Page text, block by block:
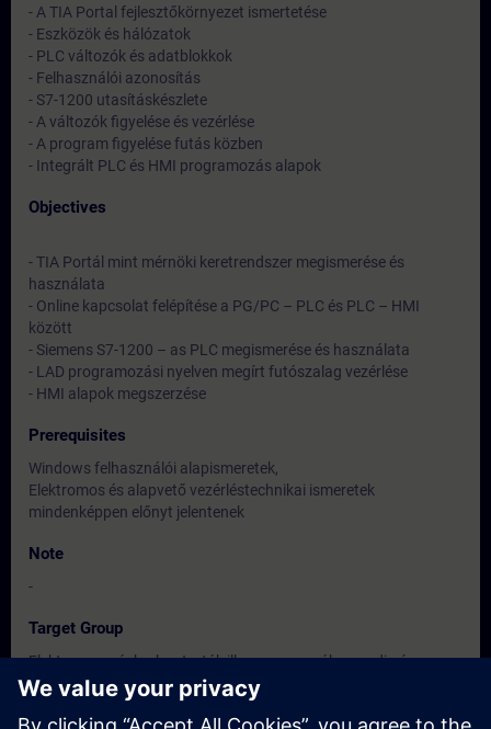
- A TIA Portal fejlesztőkörnyezet ismertetése
- Eszközök és hálózatok
- PLC változók és adatblokkok
- Felhasználói azonosítás
- S7-1200 utasításkészlete
- A változók figyelése és vezérlése
- A program figyelése futás közben
- Integrált PLC és HMI programozás alapok
Objectives
- TIA Portál mint mérnöki keretrendszer megismerése és
használata
- Online kapcsolat felépítése a PG/PC – PLC és PLC – HMI
között
- Siemens S7-1200 – as PLC megismerése és használata
- LAD programozási nyelven megírt futószalag vezérlése
- HMI alapok megszerzése
Prerequisites
Windows felhasználói alapismeretek,
Elektromos és alapvető vezérléstechnikai ismeretek
mindenképpen előnyt jelentenek
Note
-
Target Group
Elektromos gépkarbantartók ill. programozók, egyedi gép
gyártók.